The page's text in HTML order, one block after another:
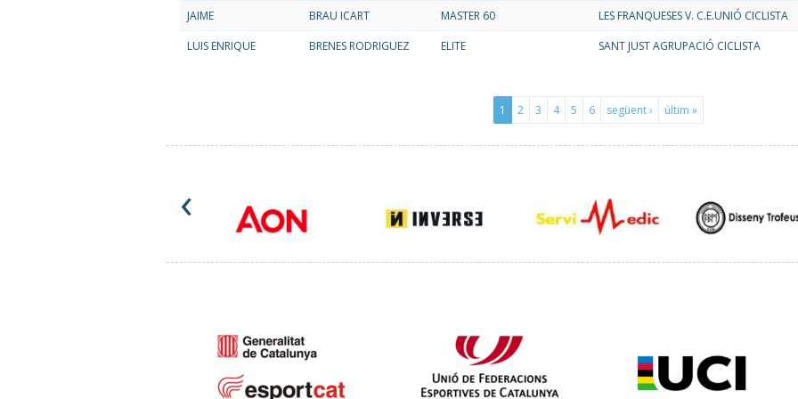
JAIME BRAU ICART MASTER 60
LES FRANQUESES V. C.E.UNIÓ CICLISTA
LUIS ENRIQUE
BRENES RODRIGUEZ ELITE SANT JUST AGRUPACIÓ CICLISTA
1 2 3 4 5 6 següent › últim »
‹